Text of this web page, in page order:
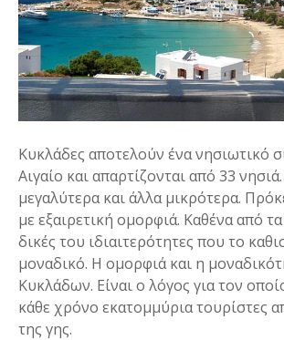
Κυκλάδες αποτελούν ένα νησιωτικό
Αιγαίο και απαρτίζονται από 33
μεγαλύτερα και άλλα μικρότερα.
με εξαιρετική ομορφιά. Καθένα από τα
δικές του ιδιαιτερότητες που το
μοναδικό. Η ομορφιά και η
Κυκλάδων. Είναι ο λόγος για τον
κάθε χρόνο εκατομμύρια τουρίστες
της γης.